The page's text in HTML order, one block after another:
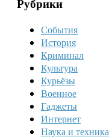
Рубрики
События
История
Криминал
Культура
Курьёзы
Военное
Гаджеты
Интернет
Наука и техника